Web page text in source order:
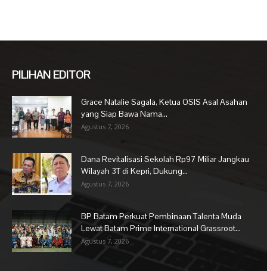
PILIHAN EDITOR
Grace Natalie Sagala, Ketua OSIS Asal Asahan
yang Siap Bawa Nama...
Agustus 7, 2026
Dana Revitalisasi Sekolah Rp97 Miliar Jangkau
Wilayah 3T di Kepri, Dukung...
Agustus 7, 2026
BP Batam Perkuat Pembinaan Talenta Muda
Lewat Batam Prime International Grassroot...
Agustus 7, 2026